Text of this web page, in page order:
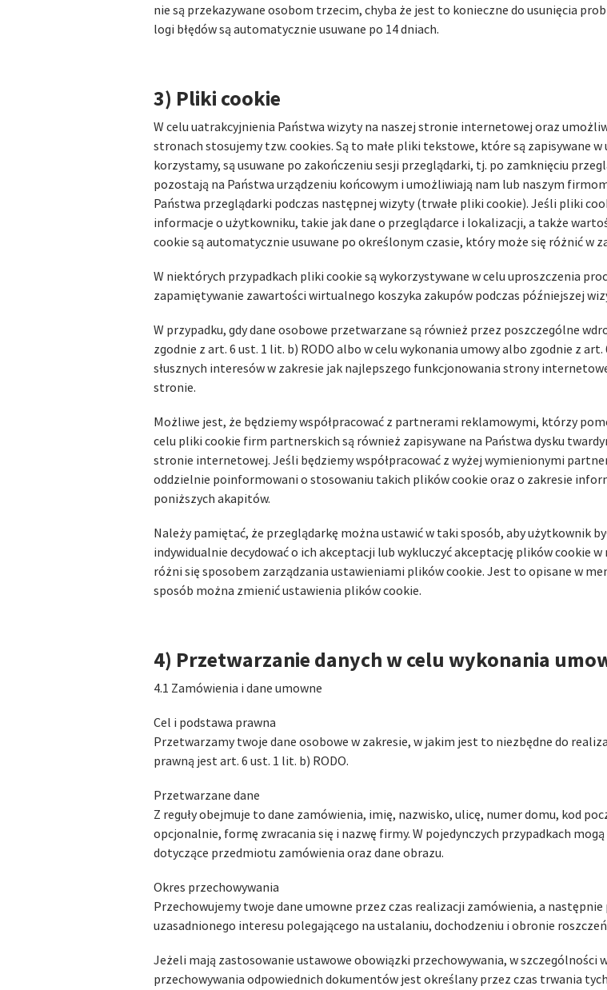
nie są przekazywane osobom trzecim, chyba że jest to konieczne do usunięcia
logi błędów są automatycznie usuwane po 14 dniach.
3) Pliki cookie
W celu uatrakcyjnienia Państwa wizyty na naszej stronie internetowej oraz
stronach stosujemy tzw. cookies. Są to małe pliki tekstowe, które są zapisywane
korzystamy, są usuwane po zakończeniu sesji przeglądarki, tj. po zamknięciu
pozostają na Państwa urządzeniu końcowym i umożliwiają nam lub naszym
Państwa przeglądarki podczas następnej wizyty (trwałe pliki cookie). Jeśli pliki
informacje o użytkowniku, takie jak dane o przeglądarce i lokalizacji, a także
cookie są automatycznie usuwane po określonym czasie, który może się różnić w
W niektórych przypadkach pliki cookie są wykorzystywane w celu uproszczenia
zapamiętywanie zawartości wirtualnego koszyka zakupów podczas późniejszej
W przypadku, gdy dane osobowe przetwarzane są również przez poszczególne
zgodnie z art. 6 ust. 1 lit. b) RODO albo w celu wykonania umowy albo zgodnie z
słusznych interesów w zakresie jak najlepszego funkcjonowania strony
stronie.
Możliwe jest, że będziemy współpracować z partnerami reklamowymi, którzy
celu pliki cookie firm partnerskich są również zapisywane na Państwa dysku
stronie internetowej. Jeśli będziemy współpracować z wyżej wymienionymi
oddzielnie poinformowani o stosowaniu takich plików cookie oraz o zakresie
poniższych akapitów.
Należy pamiętać, że przeglądarkę można ustawić w taki sposób, aby użytkownik
indywidualnie decydować o ich akceptacji lub wykluczyć akceptację plików cookie
różni się sposobem zarządzania ustawieniami plików cookie. Jest to opisane w
sposób można zmienić ustawienia plików cookie.
4) Przetwarzanie danych w celu wykonania
4.1 Zamówienia i dane umowne
Cel i podstawa prawna
Przetwarzamy twoje dane osobowe w zakresie, w jakim jest to niezbędne do
prawną jest art. 6 ust. 1 lit. b) RODO.
Przetwarzane dane
Z reguły obejmuje to dane zamówienia, imię, nazwisko, ulicę, numer domu, kod
opcjonalnie, formę zwracania się i nazwę firmy. W pojedynczych przypadkach
dotyczące przedmiotu zamówienia oraz dane obrazu.
Okres przechowywania
Przechowujemy twoje dane umowne przez czas realizacji zamówienia, a
uzasadnionego interesu polegającego na ustalaniu, dochodzeniu i obronie
Jeżeli mają zastosowanie ustawowe obowiązki przechowywania, w szczególności
przechowywania odpowiednich dokumentów jest określany przez czas trwania